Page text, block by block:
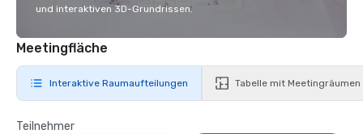
und interaktiven 3D-Grundrissen.
Meetingfläche
Interaktive Raumaufteilungen Tabelle mit Meetingräumen
Teilnehmer